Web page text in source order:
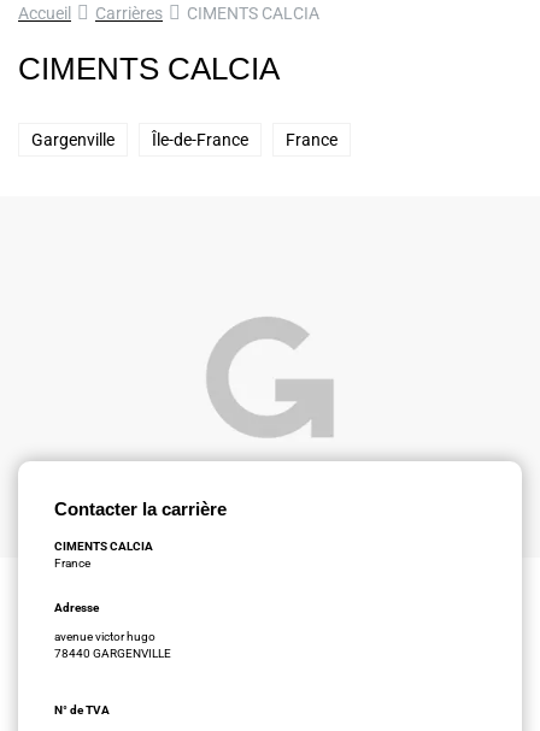
Accueil Carrières CIMENTS CALCIA
CIMENTS CALCIA
Gargenville Île-de-France France
Contacter la carrière
CIMENTS CALCIA
France
Adresse
avenue victor hugo
78440 GARGENVILLE
N° de TVA